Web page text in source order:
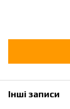
Інші записи